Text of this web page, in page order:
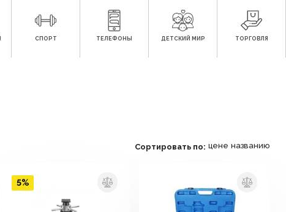
СПОРТ ТЕЛЕФОНЫ ДЕТСКИЙ МИР ТОРГОВЛЯ
Сортировать по: цене названию
5%